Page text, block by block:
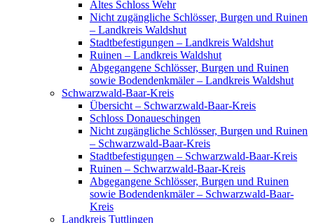
Altes Schloss Wehr
Nicht zugängliche Schlösser, Burgen und Ruinen
– Landkreis Waldshut
Stadtbefestigungen – Landkreis Waldshut
Ruinen – Landkreis Waldshut
Abgegangene Schlösser, Burgen und Ruinen
sowie Bodendenkmäler – Landkreis Waldshut
Schwarzwald-Baar-Kreis
Übersicht – Schwarzwald-Baar-Kreis
Schloss Donaueschingen
Nicht zugängliche Schlösser, Burgen und Ruinen
– Schwarzwald-Baar-Kreis
Stadtbefestigungen – Schwarzwald-Baar-Kreis
Ruinen – Schwarzwald-Baar-Kreis
Abgegangene Schlösser, Burgen und Ruinen
sowie Bodendenkmäler – Schwarzwald-Baar-
Kreis
Landkreis Tuttlingen